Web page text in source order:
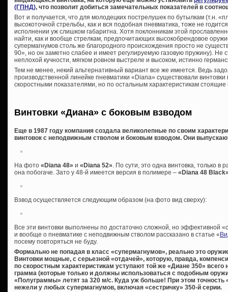
(ГПНД), что позволит добиться замечательных показателей в
Вот и получается, что для молодецких пострелушек по бутылкам (т.н.
высокоточной стрельбы, как и вся подобная пневматика, тоже не
исполнении уж слишком габаритна. Хотя поклонникам этой
найти, как и вообще стрелкам, предпочитающих высокобрендовое
супермагнумов столь же благородного происхождения просто не
90», но он заметно слабее и имеет регулируемую газовую пружину). Не
неплохой кучности, мягком ровном выстреле и высоком, истинно
Тем не менее, некий альтернативный вариант все же имеется. Ведь
производственной линейке пневматики «Diana» существовали
скоростными показателями, но по остальным характеристикам
Винтовки «Диана» с боковым взводом
Еще в 1987 году компания создала великолепные по своим
винтовок с неподвижным стволом и боковым взводом. Они
На фото «Diana 48» и «Diana 52». По сути, это одна винтовка, только
она побогаче. Зато у 48-й имеется версия в полимере – «Diana 48
Взвод осуществляется следующим образом (на фото вид сверху):
Все эти винтовки выполнены по достаточно сложной, но эффективной
и вообще о пневматике с неподвижным стволом рассказано в статье «
посему повторяться не буду.
Формально не попадая в класс «супермагнумов», реально это
Винтовки мощные, с серьезной «отдачей», которую, правда,
по скоростным характеристикам уступают той же «Диане 350»
грамма (которые только и должны использоваться с подобным
«Полуграммы» летят за 320 м/с. Куда уж больше! При этом точность
нежели у любых супермагнумов, включая «сестричку» 350-й серии.